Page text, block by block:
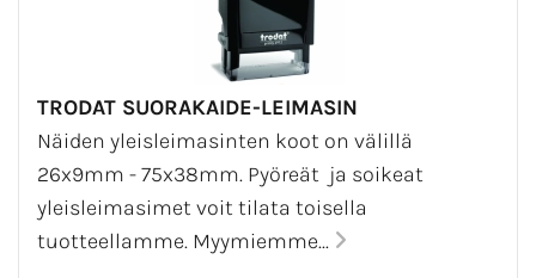
TRODAT SUORAKAIDE-LEIMASIN
Näiden yleisleimasinten koot on välillä
26x9mm - 75x38mm. Pyöreät ja soikeat
yleisleimasimet voit tilata toisella
tuotteellamme. Myymiemme...